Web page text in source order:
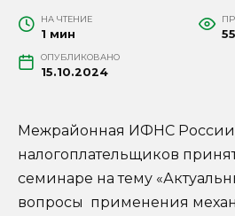
НА ЧТЕНИЕ
1 мин 55
ОПУБЛИКОВАНО
15.10.2024
Межрайонная ИФНС России
налогоплательщиков
семинаре на тему
вопросы применения